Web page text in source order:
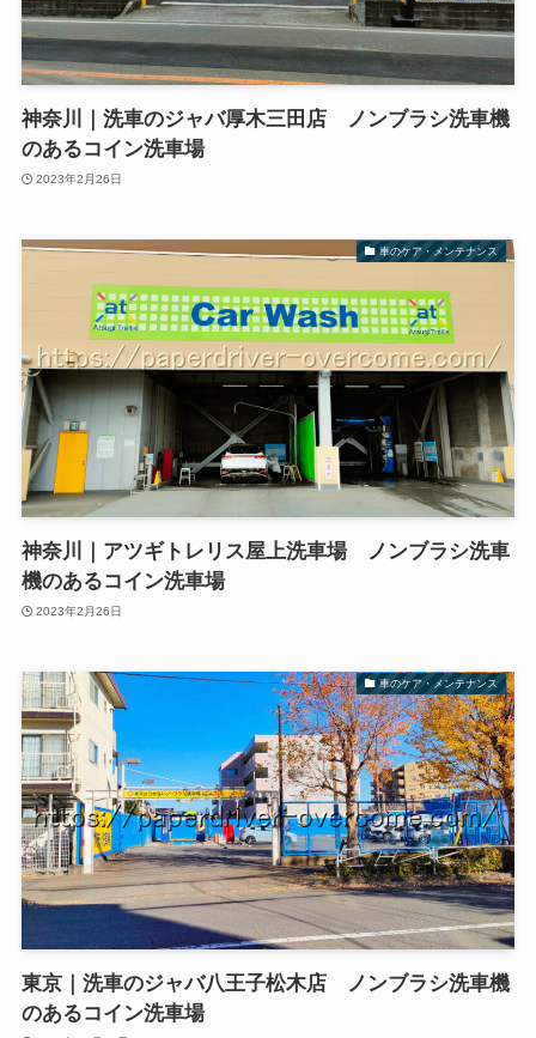
神奈川｜洗車のジャバ厚木三田店 ノンブラシ洗車機
のあるコイン洗車場
2023年2月26日
車のケア・メンテナンス
神奈川｜アツギトレリス屋上洗車場 ノンブラシ洗車
機のあるコイン洗車場
2023年2月26日
車のケア・メンテナンス
東京｜洗車のジャバ八王子松木店 ノンブラシ洗車機
のあるコイン洗車場